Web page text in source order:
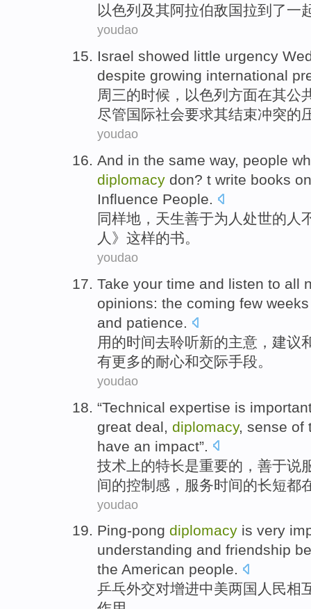
以色列 及其阿拉伯敌国拉到了一
youdao
Israel showed little urgency
despite growing international
周三的时候， 以色列 方面在其公
尽管国际社会要求其结束冲突的
youdao
And in the same way, people
diplomacy don? t write books
Influence People.
同样地 ， 天生善于为人 处世的人
人》这样的书。
youdao
Take your time and listen to all
opinions: the coming few weeks
and patience.
用的时间去聆听新的主意 ， 建议
有更多的耐心和交际手段。
youdao
“Technical expertise is
great deal, diplomacy, sense of
have an impact”.
技术 上的特长是重要的，善于说
间的控制感 ， 服务时间的长短都
youdao
Ping-pong diplomacy is very
understanding and friendship
the American people.
乒乓外交对增进中美两国 人民相